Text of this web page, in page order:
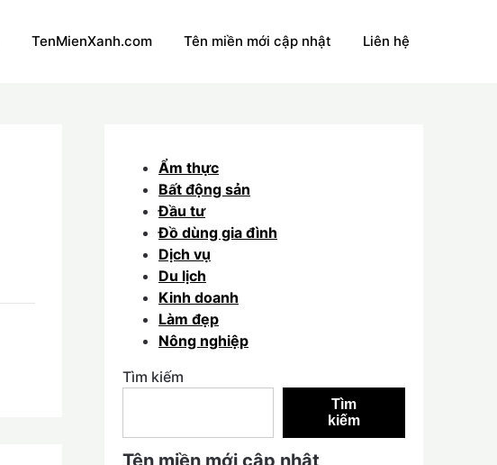
TenMienXanh.com Tên miền mới cập nhật Liên hệ
Ẩm thực
Bất động sản
Đầu tư
Đồ dùng gia đình
Dịch vụ
Du lịch
Kinh doanh
Làm đẹp
Nông nghiệp
Tìm kiếm
Tìm
kiếm
Tên miền mới cập nhật